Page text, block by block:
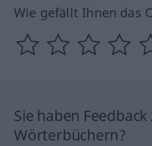
Wie gefällt Ihnen das
Sie haben
Wörterbüchern?